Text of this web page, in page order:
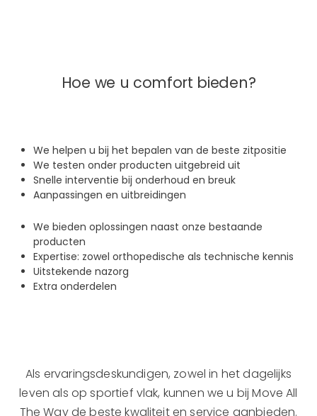
Hoe we u comfort bieden?
We helpen u bij het bepalen van de beste zitpositie
We testen onder producten uitgebreid uit
Snelle interventie bij onderhoud en breuk
Aanpassingen en uitbreidingen
We bieden oplossingen naast onze bestaande
producten
Expertise: zowel orthopedische als technische kennis
Uitstekende nazorg
Extra onderdelen
Als ervaringsdeskundigen, zowel in het dagelijks
leven als op sportief vlak, kunnen we u bij Move All
The Way de beste kwaliteit en service aanbieden.